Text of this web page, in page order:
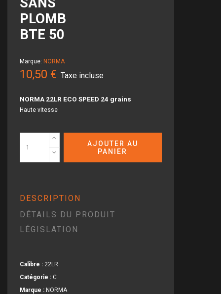
PLOMB
BTE 50
Marque: NORMA
10,50 € Taxe incluse
NORMA 22LR ECO SPEED 24 grains
Haute vitesse
AJOUTER AU
PANIER
DESCRIPTION
DÉTAILS DU PRODUIT
LÉGISLATION
Calibre : 22LR
Catégorie : C
Marque : NORMA